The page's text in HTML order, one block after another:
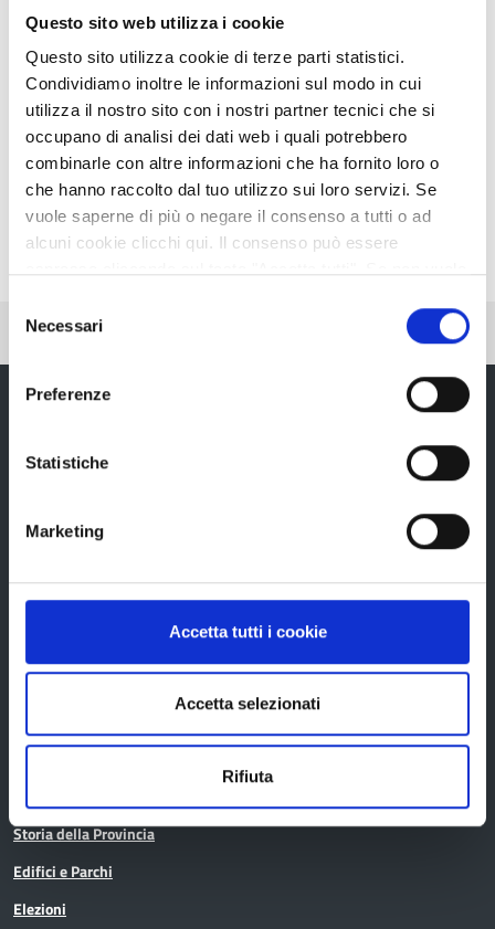
Questo sito web utilizza i cookie
Questo sito utilizza cookie di terze parti statistici.
Condividiamo inoltre le informazioni sul modo in cui
utilizza il nostro sito con i nostri partner tecnici che si
occupano di analisi dei dati web i quali potrebbero
combinarle con altre informazioni che ha fornito loro o
che hanno raccolto dal tuo utilizzo sui loro servizi. Se
vuole saperne di più o negare il consenso a tutti o ad
alcuni cookie clicchi qui. Il consenso può essere
tasto "Rifiuta".
delNecessari
Preferenze
Statistiche
Marketing
Accetta tutti i cookie
Accetta selezionati
Rifiuta
Pubblicato: 04 Aprile 2014 Ultima modifica: 13 Maggio 2020
La Provincia
Organi di governo
Storia della Provincia
Edifici e Parchi
Elezioni